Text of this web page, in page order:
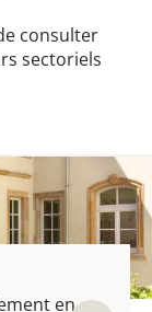
consulter
sectoriels
en